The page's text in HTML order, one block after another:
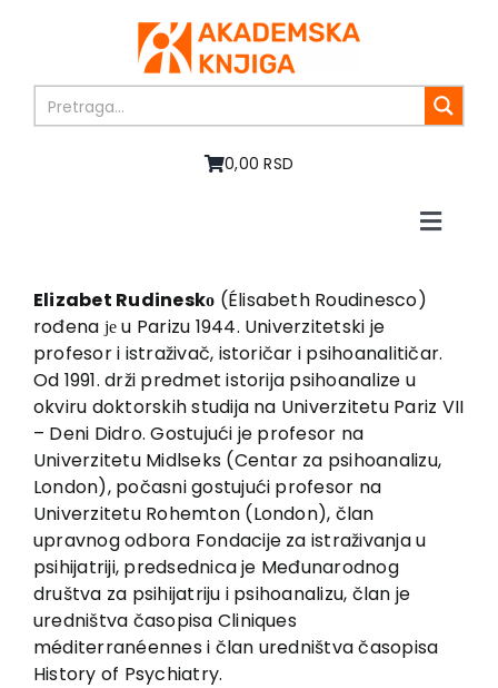
0,00 RSD
Toggle
O nama
Knjige
U pripremi
Akcija
Autori
Vesti
EU PROJEKTI
Kontakt
Elizabet Rudineskо (Élisabeth Roudinesco)
rođena је u Parizu 1944. Univerzitetski je
profesor i istraživač, istoričar i psihoanalitičar.
Od 1991. drži predmet istorija psihoanalize u
okviru doktorskih studija na Univerzitetu Pariz VII
– Deni Didro. Gostujući je profesor na
Univerzitetu Midlseks (Centar za psihoanalizu,
London), počasni gostujući profesor na
Univerzitetu Rohemton (London), član
upravnog odbora Fondacije za istraživanja u
psihijatriji, predsednica je Međunarodnog
društva za psihijatriju i psihoanalizu, član je
uredništva časopisa Cliniques
méditerranéennes i član uredništva časopisa
History of Psychiatry.